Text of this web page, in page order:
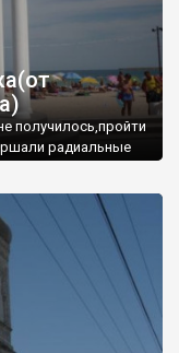
получилось,пройти
радиальные